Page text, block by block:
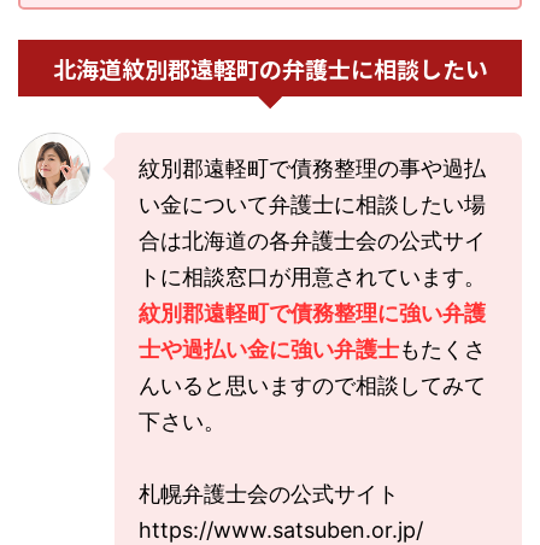
北海道紋別郡遠軽町の弁護士に相談したい
紋別郡遠軽町で債務整理の事や過払
い金について弁護士に相談したい場
合は北海道の各弁護士会の公式サイ
トに相談窓口が用意されています。
紋別郡遠軽町で債務整理に強い弁護
士や過払い金に強い弁護士もたくさ
んいると思いますので相談してみて
下さい。
札幌弁護士会の公式サイト
https://www.satsuben.or.jp/